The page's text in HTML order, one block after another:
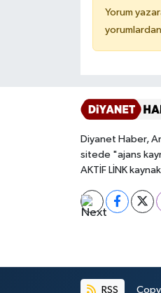
Yorum
Diyanet Haber,
sitede "ajans
AKTİF LİNK
RSS
Konya Müftülüğü
Manisa Müftülüğü
Mardin Müftülüğü